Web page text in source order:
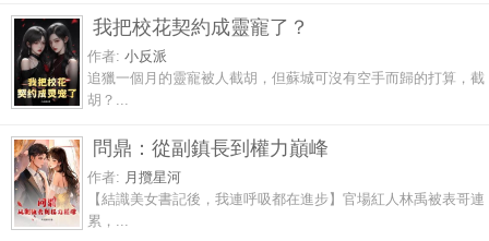
我把校花契約成靈寵了？
作者: 小反派
追獵一個月的靈寵被人截胡，但蘇城可沒有空手而歸的打算，截
胡？...
問鼎：從副鎮長到權力巔峰
作者: 月攬星河
【結識美女書記後，我連呼吸都在進步】官場紅人林禹被表哥連
累，...